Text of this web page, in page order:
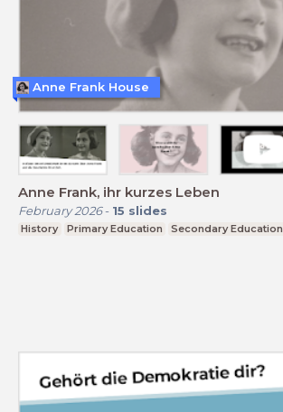
Anne Frank, ihr kurzes Leben
February 2026- 15 slides
History Primary Education Secondary Education
Anne Frank House